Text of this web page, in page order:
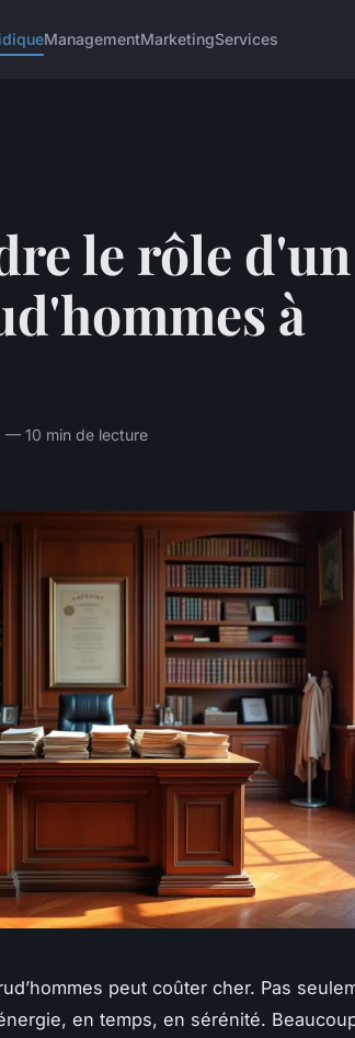
ManagementMarketingServices
le rôle d'un
à
10 min de lecture
peut coûter cher. Pas
en temps, en sérénité.